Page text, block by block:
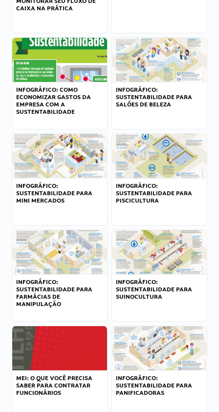
CAIXA NA PRÁTICA
INFOGRÁFICO: COMO
ECONOMIZAR GASTOS DA
EMPRESA COM A
SUSTENTABILIDADE
INFOGRÁFICO:
SUSTENTABILIDADE PARA
SALÕES DE BELEZA
INFOGRÁFICO:
SUSTENTABILIDADE PARA
MINI MERCADOS
INFOGRÁFICO:
SUSTENTABILIDADE PARA
PISCICULTURA
INFOGRÁFICO:
SUSTENTABILIDADE PARA
FARMÁCIAS DE
MANIPULAÇÃO
INFOGRÁFICO:
SUSTENTABILIDADE PARA
SUINOCULTURA
MEI: O QUE VOCÊ PRECISA
SABER PARA CONTRATAR
FUNCIONÁRIOS
INFOGRÁFICO:
SUSTENTABILIDADE PARA
PANIFICADORAS